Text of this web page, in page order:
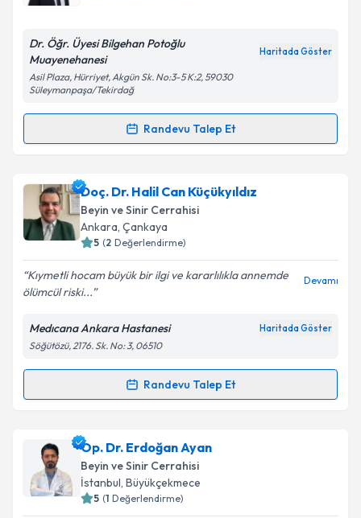
Kişisel verilerimin işlenmesine ilişkin
Metni'ni okudum ve kişisel verilerimin belirtilen
kapsamda işlenmesini kabul ediyorum.
Dr. Öğr. Üyesi Bilgehan Potoğlu
Muayenehanesi
Haritada Göster
Asil Plaza, Hürriyet, Akgün Sk. No:3-5 K:2, 59030
Süleymanpaşa/Tekirdağ
Randevu Talep Et
Randevu Takvimi Talebi
Dr. Öğr. Üyesi Bilgehan Potoğluiçin randevu
takvimi talebi oluşturun. Size bu uzmandan randevu
almanız için bir takvim hazırlandığında e-posta ile
bilgilendireceğiz.
E-posta Adresiniz
Kişisel verilerimin işlenmesine ilişkin
Metni'ni okudum ve kişisel verilerimin belirtilen
kapsamda işlenmesini kabul ediyorum.
Doç. Dr. Halil Can Küçükyıldız
Beyin ve Sinir Cerrahisi
Ankara, Çankaya
5 (2 Değerlendirme)
Kıymetli hocam büyük bir ilgi ve kararlılıkla annemde
ölümcül riski...
Devamı
Medıcana Ankara Hastanesi Haritada Göster
Söğütözü, 2176. Sk. No: 3, 06510
Randevu Talep Et
Randevu Takvimi Talebi
Doç. Dr. Halil Can Küçükyıldız
talebi oluşturun. Size bu uzmandan randevu almanız
için bir takvim hazırlandığında e-posta ile
bilgilendireceğiz.
Op. Dr. Erdoğan Ayan
Beyin ve Sinir Cerrahisi
İstanbul, Büyükçekmece
5 (1 Değerlendirme)